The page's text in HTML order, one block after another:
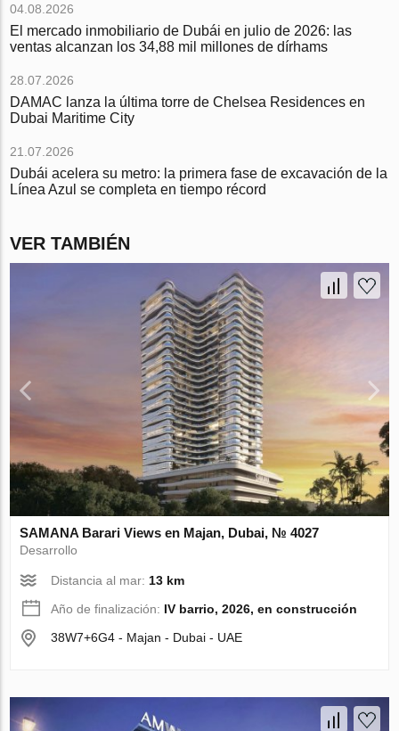
04.08.2026
El mercado inmobiliario de Dubái en julio de 2026: las
ventas alcanzan los 34,88 mil millones de dírhams
28.07.2026
DAMAC lanza la última torre de Chelsea Residences en
Dubai Maritime City
21.07.2026
Dubái acelera su metro: la primera fase de excavación de la
Línea Azul se completa en tiempo récord
VER TAMBIÉN
SAMANA Barari Views en Majan, Dubai, № 4027
Desarrollo
Distancia al mar: 13 km
Año de finalización: IV barrio, 2026, en construcción
38W7+6G4 - Majan - Dubai - UAE